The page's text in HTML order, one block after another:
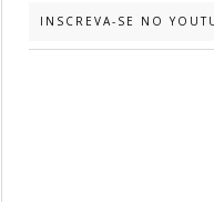
INSCREVA-SE NO